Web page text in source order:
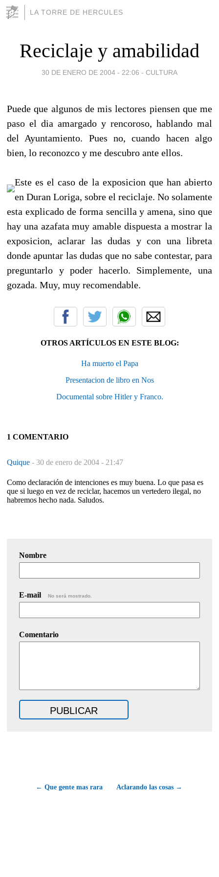
LA TORRE DE HERCULES
Reciclaje y amabilidad
30 DE ENERO DE 2004 - 22:06 - CULTURA
Puede que algunos de mis lectores piensen que me
paso el dia amargado y rencoroso, hablando mal
del Ayuntamiento. Pues no, cuando hacen algo
bien, lo reconozco y me descubro ante ellos.
Este es el caso de la exposicion que han abierto
en Duran Loriga, sobre el reciclaje. No solamente
esta explicado de forma sencilla y amena, sino que
hay una azafata muy amable dispuesta a mostrar la
exposicion, aclarar las dudas y con una libreta
donde apuntar las dudas que no sabe contestar, para
preguntarlo y poder hacerlo. Simplemente, una
gozada. Muy, muy recomendable.
OTROS ARTÍCULOS EN ESTE BLOG:
Ha muerto el Papa
Presentacion de libro en Nos
Documental sobre Hitler y Franco.
1 COMENTARIO
Quique - 30 de enero de 2004 - 21:47
Como declaración de intenciones es muy buena. Lo que pasa es
que si luego en vez de reciclar, hacemos un vertedero ilegal, no
habremos hecho nada. Saludos.
Nombre
E-mail No será mostrado.
Comentario
← Que gente mas rara Aclarando las cosas →